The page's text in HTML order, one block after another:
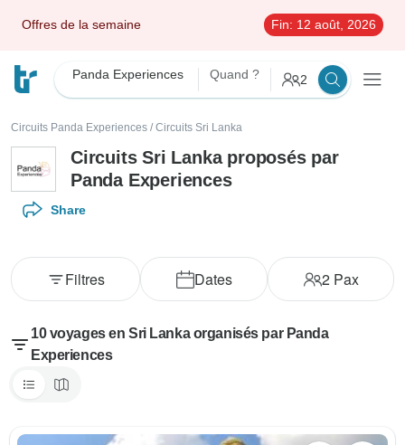
Offres de la semaine Fin: 12 août, 2026
Panda Experiences Quand ? 2
Circuits Panda Experiences / Circuits Sri Lanka
Circuits Sri Lanka proposés par
Panda Experiences
Share
Dates 2Pax
Filtres
10 voyages en Sri Lanka organisés par Panda
Experiences